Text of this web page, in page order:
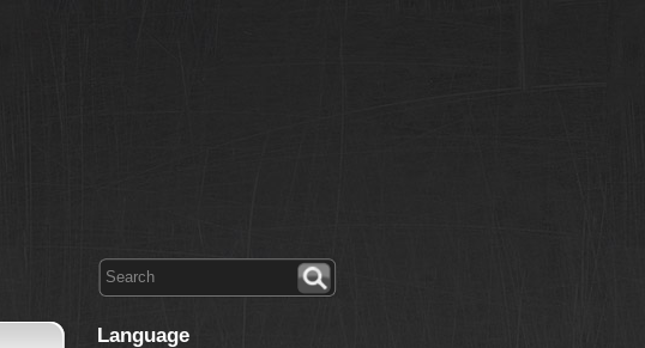
Language